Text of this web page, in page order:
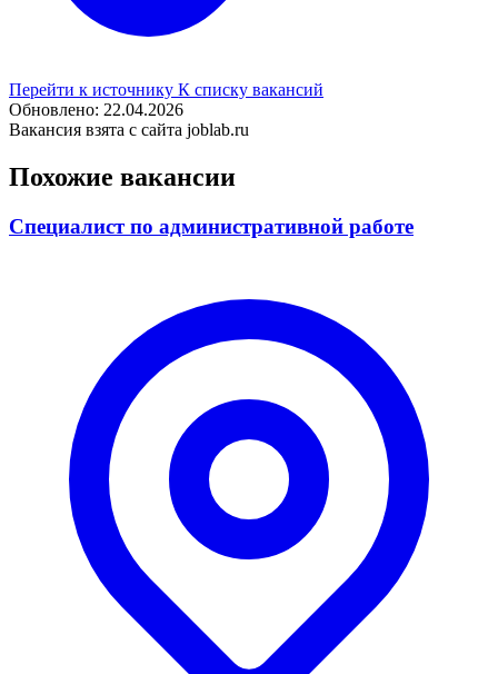
Перейти к источнику К списку вакансий
Обновлено: 22.04.2026
Вакансия взята с сайта joblab.ru
Похожие вакансии
Специалист по административной работе